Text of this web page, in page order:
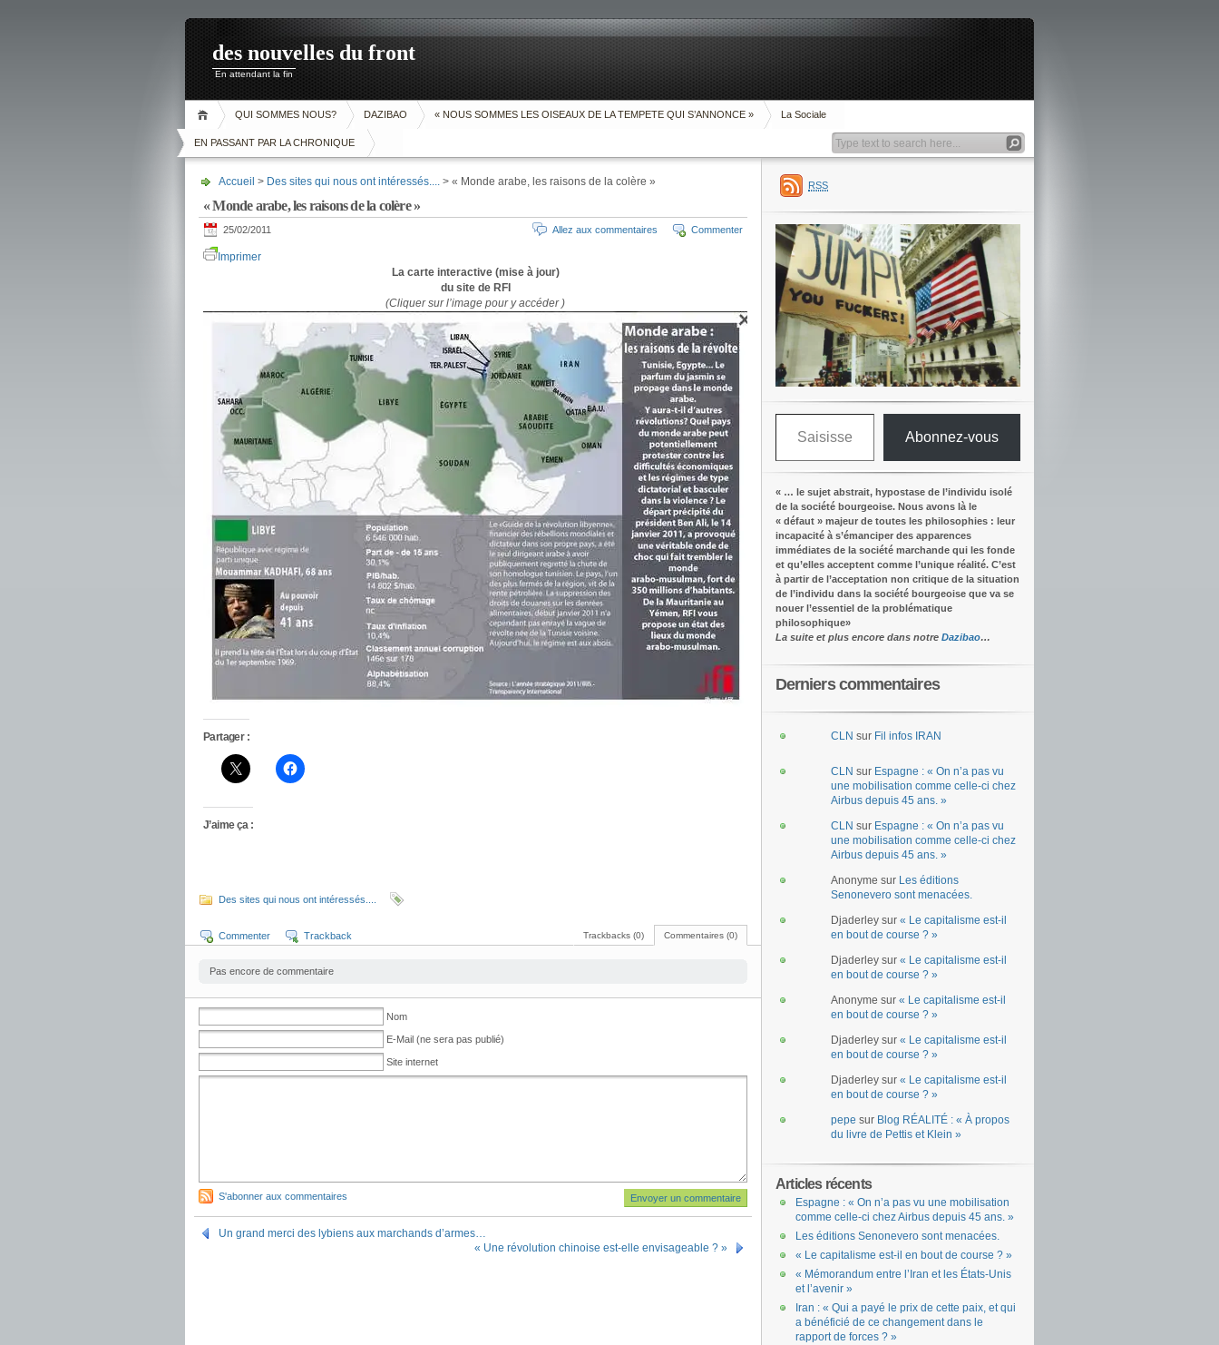
des nouvelles du front
En attendant la fin
QUI SOMMES NOUS? DAZIBAO « NOUS SOMMES LES OISEAUX DE LA TEMPETE QUI S’ANNONCE » La Sociale
EN PASSANT PAR LA CHRONIQUE
Accueil > Des sites qui nous ont intéressés.... > « Monde arabe, les raisons de la colère »
« Monde arabe, les raisons de la colère »
25/02/2011 Commenter
Allez aux commentaires
Imprimer
La carte interactive (mise à jour)
du site de RFI
(Cliquer sur l’image pour y accéder )
Partager :
J’aime ça :
Des sites qui nous ont intéressés....
Commentaires (0)
Trackbacks (0)
Commenter Trackback
Pas encore de commentaire
Nom
E-Mail (ne sera pas publié)
Site internet
S'abonner aux commentaires
Un grand merci des lybiens aux marchands d’armes…
« Une révolution chinoise est-elle envisageable ? »
RSS
Saisissez votre adresse e-mail…
Abonnez-vous
« … le sujet abstrait, hypostase de l’individu isolé
de la société bourgeoise. Nous avons là le
« défaut » majeur de toutes les philosophies : leur
incapacité à s’émanciper des apparences
immédiates de la société marchande qui les fonde
et qu’elles acceptent comme l’unique réalité. C’est
à partir de l’acceptation non critique de la situation
de l’individu dans la société bourgeoise que va se
nouer l’essentiel de la problématique
philosophique»
La suite et plus encore dans notre Dazibao…
Derniers commentaires
CLN sur Fil infos IRAN
CLN sur Espagne : « On n’a pas vu
une mobilisation comme celle-ci chez
Airbus depuis 45 ans. »
CLN sur Espagne : « On n’a pas vu
une mobilisation comme celle-ci chez
Airbus depuis 45 ans. »
Anonyme sur Les éditions
Senonevero sont menacées.
Djaderley sur « Le capitalisme est-il
en bout de course ? »
Djaderley sur « Le capitalisme est-il
en bout de course ? »
Anonyme sur « Le capitalisme est-il
en bout de course ? »
Djaderley sur « Le capitalisme est-il
en bout de course ? »
Djaderley sur « Le capitalisme est-il
en bout de course ? »
pepe sur Blog RÉALITÉ : « À propos
du livre de Pettis et Klein »
Articles récents
Espagne : « On n’a pas vu une mobilisation
comme celle-ci chez Airbus depuis 45 ans. »
Les éditions Senonevero sont menacées.
« Le capitalisme est-il en bout de course ? »
« Mémorandum entre l’Iran et les États-Unis
et l’avenir »
Iran : « Qui a payé le prix de cette paix, et qui
a bénéficié de ce changement dans le
rapport de forces ? »